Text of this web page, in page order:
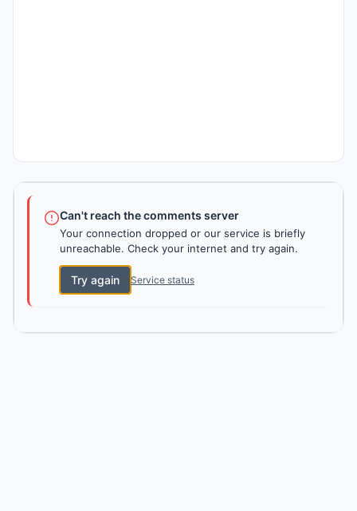
Can't reach the comments server
Your connection dropped or our service is briefly
unreachable. Check your internet and try again.
Try again Service status